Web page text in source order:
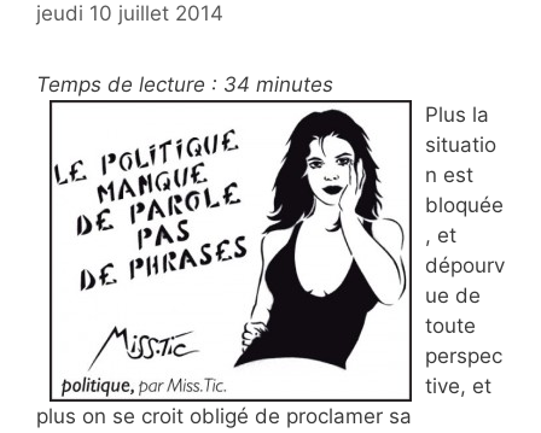
jeudi 10 juillet 2014
Temps de lecture : 34 minutes
Plus la
situatio
n est
bloquée
, et
dépourv
ue de
toute
perspec
tive, et
plus on se croit obligé de proclamer sa